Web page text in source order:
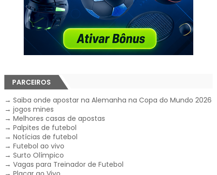
PARCEIROS
→ Saiba onde apostar na Alemanha na Copa do Mundo 2026
→ jogos mines
→ Melhores casas de apostas
→ Palpites de futebol
→ Notícias de futebol
→ Futebol ao vivo
→ Surto Olímpico
→ Vagas para Treinador de Futebol